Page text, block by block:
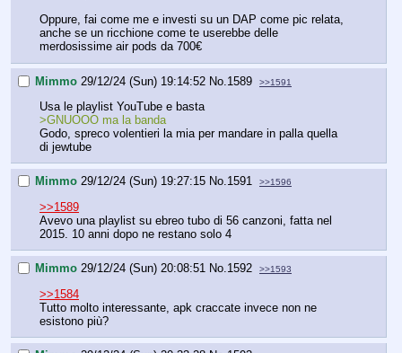
Oppure, fai come me e investi su un DAP come pic relata,
anche se un ricchione come te userebbe delle
merdosissime air pods da 700€
Mimmo 29/12/24 (Sun) 19:14:52 No. 1589 >>1591
Usa le playlist YouTube e basta
>GNUOOO ma la banda
Godo, spreco volentieri la mia per mandare in palla quella
di jewtube
Mimmo 29/12/24 (Sun) 19:27:15 No.1591 >>1596
>>1589
Avevo una playlist su ebreo tubo di 56 canzoni, fatta nel
2015. 10 anni dopo ne restano solo 4
Mimmo 29/12/24 (Sun) 20:08:51 No.1592 >>1593
>>1584
Tutto molto interessante, apk craccate invece non ne
esistono più?